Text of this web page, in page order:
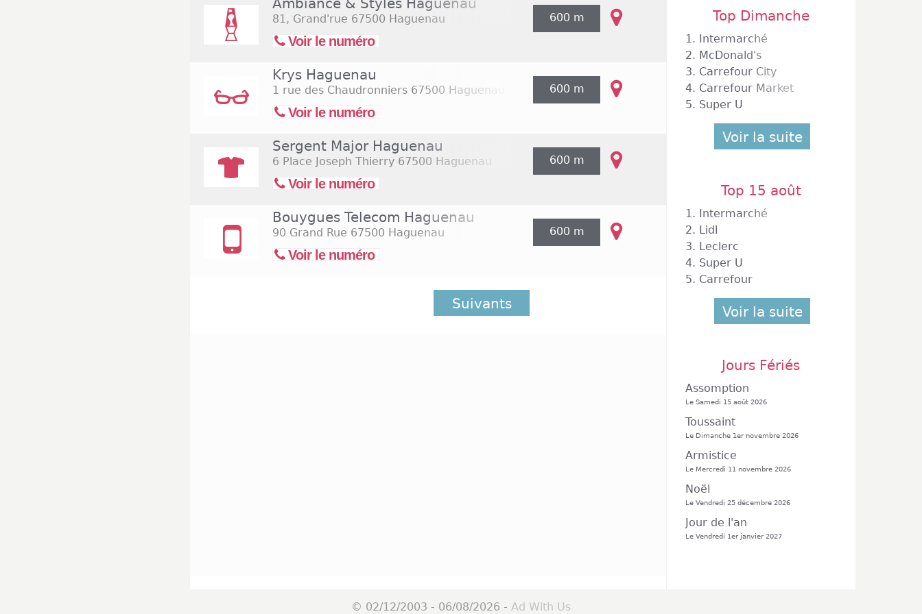
Ambiance & Styles Haguenau
81, Grand'rue 67500 Haguenau
Voir le numéro
600 m
Krys Haguenau
1 rue des Chaudronniers 67500 Haguenau
Voir le numéro
600 m
Sergent Major Haguenau
6 Place Joseph Thierry 67500 Haguenau
Voir le numéro
600 m
Bouygues Telecom Haguenau
90 Grand Rue 67500 Haguenau
Voir le numéro
600 m
Suivants
Top Dimanche
1. Intermarché
2. McDonald's
3. Carrefour City
4. Carrefour Market
5. Super U
Voir la suite
Top 15 août
1. Intermarché
2. Lidl
3. Leclerc
4. Super U
5. Carrefour
Voir la suite
Jours Fériés
Assomption
Le Samedi 15 août 2026
Toussaint
Le Dimanche 1er novembre 2026
Armistice
Le Mercredi 11 novembre 2026
Noël
Le Vendredi 25 décembre 2026
Jour de l'an
Le Vendredi 1er janvier 2027
© 02/12/2003 - 06/08/2026 - Ad With Us